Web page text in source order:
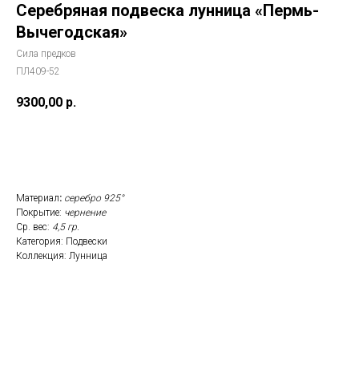
Серебряная подвеска лунница «Пермь-
Вычегодская»
Сила предков
ПЛ409-52
9300,00 р.
Материал: серебро 925°
Покрытие: чернение
Ср. вес: 4,5 гр.
Категория: Подвески
Коллекция: Лунница